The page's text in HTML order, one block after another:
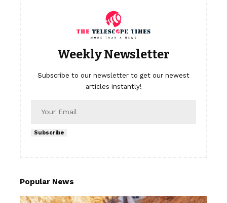
Weekly Newsletter
Subscribe to our newsletter to get our newest
articles instantly!
Subscribe
Popular News